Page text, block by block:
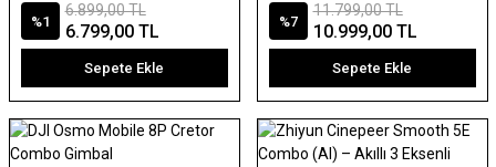
%1
6.899,00 TL
6.799,00 TL
Sepete Ekle
%7
11.799,00 TL
10.999,00 TL
Sepete Ekle